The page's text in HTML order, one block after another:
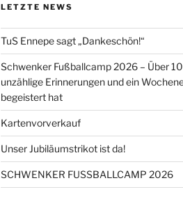
LETZTE NEWS
TuS Ennepe sagt „Dankeschön!“
Schwenker Fußballcamp 2026 – Über
unzählige Erinnerungen und ein
begeistert hat
Kartenvorverkauf
Unser Jubiläumstrikot ist da!
SCHWENKER FUSSBALLCAMP 2026